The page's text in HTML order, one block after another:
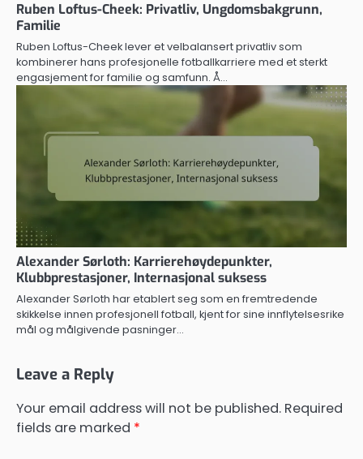
Ruben Loftus-Cheek: Privatliv, Ungdomsbakgrunn,
Familie
Ruben Loftus-Cheek lever et velbalansert privatliv som
kombinerer hans profesjonelle fotballkarriere med et sterkt
engasjement for familie og samfunn. Å…
Alexander Sørloth: Karrierehøydepunkter,
Klubbprestasjoner, Internasjonal suksess
Alexander Sørloth har etablert seg som en fremtredende
skikkelse innen profesjonell fotball, kjent for sine innflytelsesrike
mål og målgivende pasninger…
Leave a Reply
Your email address will not be published. Required
fields are marked *